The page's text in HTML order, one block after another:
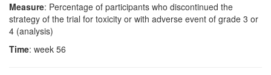
Measure: Percentage of participants who discontinued the
strategy of the trial for toxicity or with adverse event of grade 3 or
4 (analysis)
Time: week 56